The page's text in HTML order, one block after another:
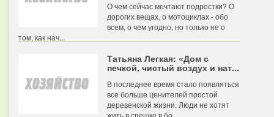
О чем сейчас мечтают подростки? О
дорогих вещах, о мотоциклах - обо
всем, о чем угодно, но только не о
том, как нач...
Татьяна Легкая: «Дом с
печкой, чистый воздух и нат...
В последнее время стало появляться
все больше ценителей простой
деревенской жизни. Люди не хотят
жить в спешке в бо...